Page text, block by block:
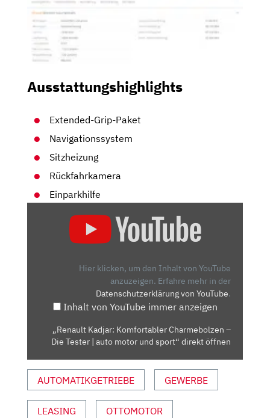
Ausstattungshighlights
Extended-Grip-Paket
Navigationssystem
Sitzheizung
Rückfahrkamera
Einparkhilfe
KOMFORTABLER
MOTOR
SPORT“
VON
ANZEIGEN
Hier klicken, um den Inhalt von YouTube
anzuzeigen. Erfahre mehr in der
Datenschutzerklärung von YouTube.
Inhalt von YouTube immer anzeigen
„Renault Kadjar: Komfortabler Charmebolzen –
Die Tester | auto motor und sport“ direkt öffnen
AUTOMATIKGETRIEBE GEWERBE
LEASING OTTOMOTOR